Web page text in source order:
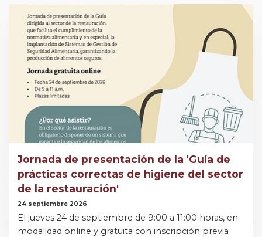
Jornada de presentación de la 'Guía de
prácticas correctas de higiene del sector
de la restauración'
24 septiembre 2026
El jueves 24 de septiembre de 9:00 a 11:00 horas, en
modalidad online y gratuita con inscripción previa